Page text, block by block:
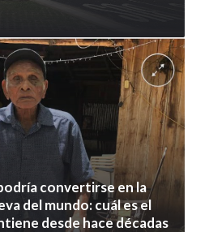
convertirse en la
del mundo: cuál es el
desde hace décadas